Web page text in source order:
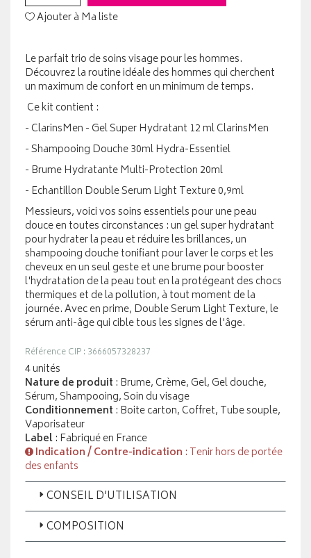
Ajouter à Ma liste
Le parfait trio de soins visage pour les hommes.
Découvrez la routine idéale des hommes qui cherchent
un maximum de confort en un minimum de temps.
Ce kit contient :
- ClarinsMen - Gel Super Hydratant 12 ml ClarinsMen
- Shampooing Douche 30ml Hydra-Essentiel
- Brume Hydratante Multi-Protection 20ml
- Echantillon Double Serum Light Texture 0,9ml
Messieurs, voici vos soins essentiels pour une peau
douce en toutes circonstances : un gel super hydratant
pour hydrater la peau et réduire les brillances, un
shampooing douche tonifiant pour laver le corps et les
cheveux en un seul geste et une brume pour booster
l'hydratation de la peau tout en la protégeant des chocs
thermiques et de la pollution, à tout moment de la
journée. Avec en prime, Double Serum Light Texture, le
sérum anti-âge qui cible tous les signes de l'âge.
Référence CIP : 3666057328237
4 unités
Nature de produit : Brume, Crème, Gel, Gel douche,
Sérum, Shampooing, Soin du visage
Conditionnement : Boite carton, Coffret, Tube souple,
Vaporisateur
Label: Fabriqué en France
Indication / Contre-indication : Tenir hors de portée
des enfants
CONSEIL D’UTILISATION
COMPOSITION